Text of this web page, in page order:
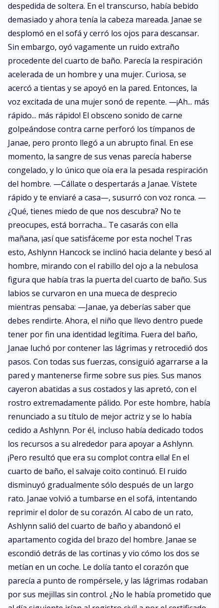
despedida de soltera. En el transcurso, había bebido
demasiado y ahora tenía la cabeza mareada. Janae se
desplomó en el sofá y cerró los ojos para descansar.
Sin embargo, oyó vagamente un ruido extraño
procedente del cuarto de baño. Parecía la respiración
acelerada de un hombre y una mujer. Curiosa, se
acercó a tientas y se apoyó en la pared. Entonces, la
voz excitada de una mujer sonó de repente. —¡Ah... más
rápido... más rápido! El obsceno sonido de carne
golpeándose contra carne perforó los tímpanos de
Janae, pero pronto llegó a un abrupto final. En ese
momento, la sangre de sus venas parecía haberse
congelado, y lo único que oía era la pesada respiración
del hombre. —Cállate o despertarás a Janae. Vístete
rápido y te enviaré a casa—, susurró con voz ronca. —
¿Qué, tienes miedo de que nos descubra? No te
preocupes, está borracha... Te casarás con ella
mañana, ¡así que satisfáceme por esta noche! Tras
esto, Ashlynn Hancock se inclinó hacia delante y besó al
hombre, mirando con el rabillo del ojo a la nebulosa
figura que había tras la puerta del cuarto de baño. Sus
labios se curvaron en una mueca de desprecio
mientras pensaba: —Janae, ya deberías saber que
debes rendirte. Ahora, el niño que llevo dentro puede
tener por fin una identidad legítima. Fuera del baño,
Janae luchó por contener las lágrimas y retrocedió dos
pasos. Con todas sus fuerzas, consiguió agarrarse a la
pared y mantenerse firme sobre sus pies. Sus manos
cayeron abatidas a sus costados y las apretó, con el
rostro extremadamente pálido. Por este hombre, había
renunciado a su título de mejor actriz y se lo había
cedido a Ashlynn. Por él, incluso había dedicado todos
los recursos a su alrededor para apoyar a Ashlynn.
¡Pero resultó que era su complot contra ella! En el
cuarto de baño, el salvaje coito continuó. El ruido
disminuyó gradualmente sólo después de un largo
rato. Janae volvió a tumbarse en el sofá, intentando
reprimir el dolor de su corazón. Al cabo de un rato,
Ashlynn salió del cuarto de baño y abandonó el
apartamento cogida del brazo del hombre. Janae se
escondió detrás de las cortinas y vio cómo los dos se
metían en un coche. Le dolía tanto el corazón que
parecía a punto de rompérsele, y las lágrimas rodaban
por sus mejillas sin control. ¿No le había prometido que